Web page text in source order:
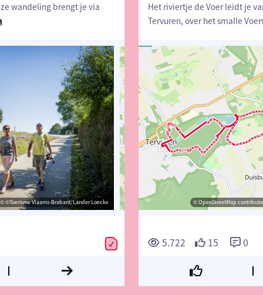
wandeling brengt je via
© ©Toerisme Vlaams-Brabant/Lander Loeckx © OpenStreetMap contributors,
Het riviertje de Voer leidt je
Tervuren, over het smalle
© Toerisme Vlaams-Brabant © OpenStreetMap
5.722 15 0